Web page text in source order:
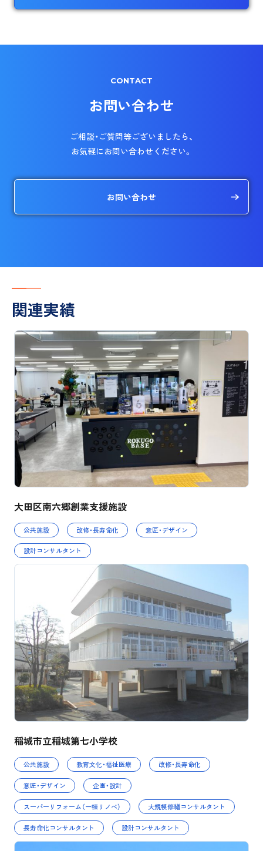
CONTACT
お問い合わせ
ご相談・ご質問等ございましたら、
お気軽にお問い合わせください。
お問い合わせ
関連実績
公共施設 改修・長寿命化 意匠・デザイン
設計コンサルタント
大田区南六郷創業支援施設
公共施設 教育文化・福祉医療 改修・長寿命化
意匠・デザイン 企画・設計
スーパーリフォーム（一棟リノベ） 大規模修繕コンサルタント
長寿命化コンサルタント 設計コンサルタント
稲城市立稲城第七小学校